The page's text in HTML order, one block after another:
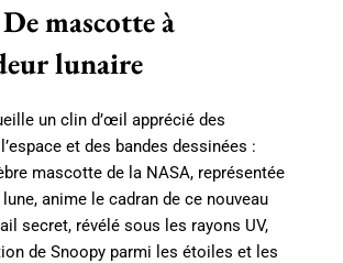
mascotte à
lunaire
un clin d’œil apprécié des
et des bandes dessinées :
mascotte de la NASA, représentée
anime le cadran de ce nouveau
secret, révélé sous les rayons UV,
de Snoopy parmi les étoiles et les